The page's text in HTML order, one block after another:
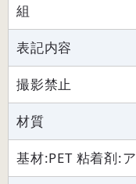
組
表記内容
撮影禁止
材質
基材:PET 粘着剤: